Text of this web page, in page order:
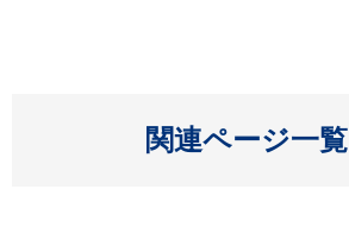
関連ページ一覧
開く